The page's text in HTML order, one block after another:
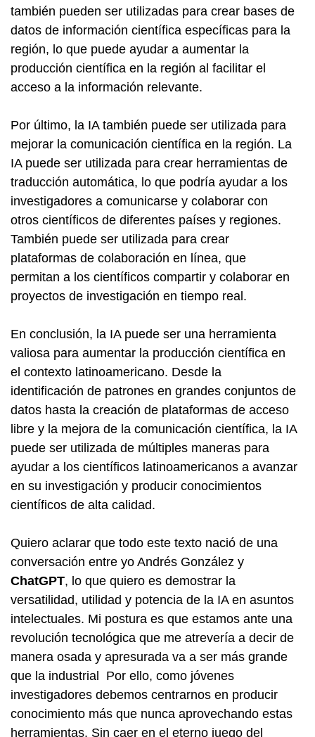
también pueden ser utilizadas para crear bases de
datos de información científica específicas para la
región, lo que puede ayudar a aumentar la
producción científica en la región al facilitar el
acceso a la información relevante.
Por último, la IA también puede ser utilizada para
mejorar la comunicación científica en la región. La
IA puede ser utilizada para crear herramientas de
traducción automática, lo que podría ayudar a los
investigadores a comunicarse y colaborar con
otros científicos de diferentes países y regiones.
También puede ser utilizada para crear
plataformas de colaboración en línea, que
permitan a los científicos compartir y colaborar en
proyectos de investigación en tiempo real.
En conclusión, la IA puede ser una herramienta
valiosa para aumentar la producción científica en
el contexto latinoamericano. Desde la
identificación de patrones en grandes conjuntos de
datos hasta la creación de plataformas de acceso
libre y la mejora de la comunicación científica, la IA
puede ser utilizada de múltiples maneras para
ayudar a los científicos latinoamericanos a avanzar
en su investigación y producir conocimientos
científicos de alta calidad.
Quiero aclarar que todo este texto nació de una
conversación entre yo Andrés González y
ChatGPT, lo que quiero es demostrar la
versatilidad, utilidad y potencia de la IA en asuntos
intelectuales. Mi postura es que estamos ante una
revolución tecnológica que me atrevería a decir de
manera osada y apresurada va a ser más grande
que la industrial Por ello, como jóvenes
investigadores debemos centrarnos en producir
conocimiento más que nunca aprovechando estas
herramientas. Sin caer en el eterno juego del